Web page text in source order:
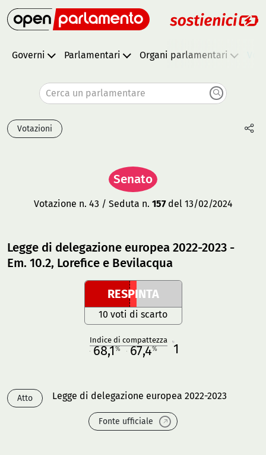
Governi Parlamentari Organi parlamentari
Cerca un parlamentare
Votazioni
Senato
Votazione n. 43 / Seduta n. 157del 13/02/2024
Legge di delegazione europea 2022-2023 -
Em. 10.2, Lorefice e Bevilacqua
RESPINTA
10 voti di scarto
Indice di compattezza
68,1% 67,4% 1
Atto Legge di delegazione europea 2022-2023
Fonte ufficiale